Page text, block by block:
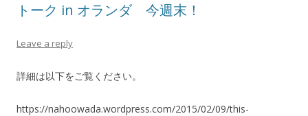
トーク in オランダ 今週末！
Leave a reply
詳細は以下をご覧ください。
https://nahoowada.wordpress.com/2015/02/09/this-